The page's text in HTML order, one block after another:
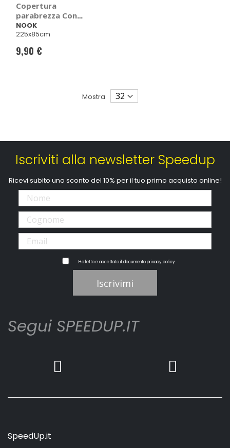
Copertura
parabrezza Con
tasca integrata -
NOOK
NOOK
225x85cm
9,90 €
Mostra
Iscriviti alla newsletter Speedup
Ricevi subito uno sconto del 10% per il tuo primo acquisto online!
Ho letto e accettato il documentoprivacy policy
Iscrivimi
Segui SPEEDUP.IT
SpeedUp.it